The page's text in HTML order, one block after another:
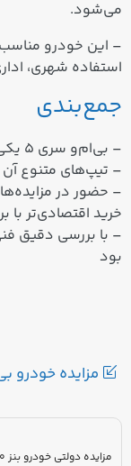
می‌شود.
– این خودرو
استفاده شهری،
جمع‌بندی
– بی‌ام‌و سری 5 یکی از ستون‌های اصلی محصولات BMW است
– تیپ‌های متنوع
– حضور در
خرید اقتصادی‌تر با
بود
مزایده خودرو